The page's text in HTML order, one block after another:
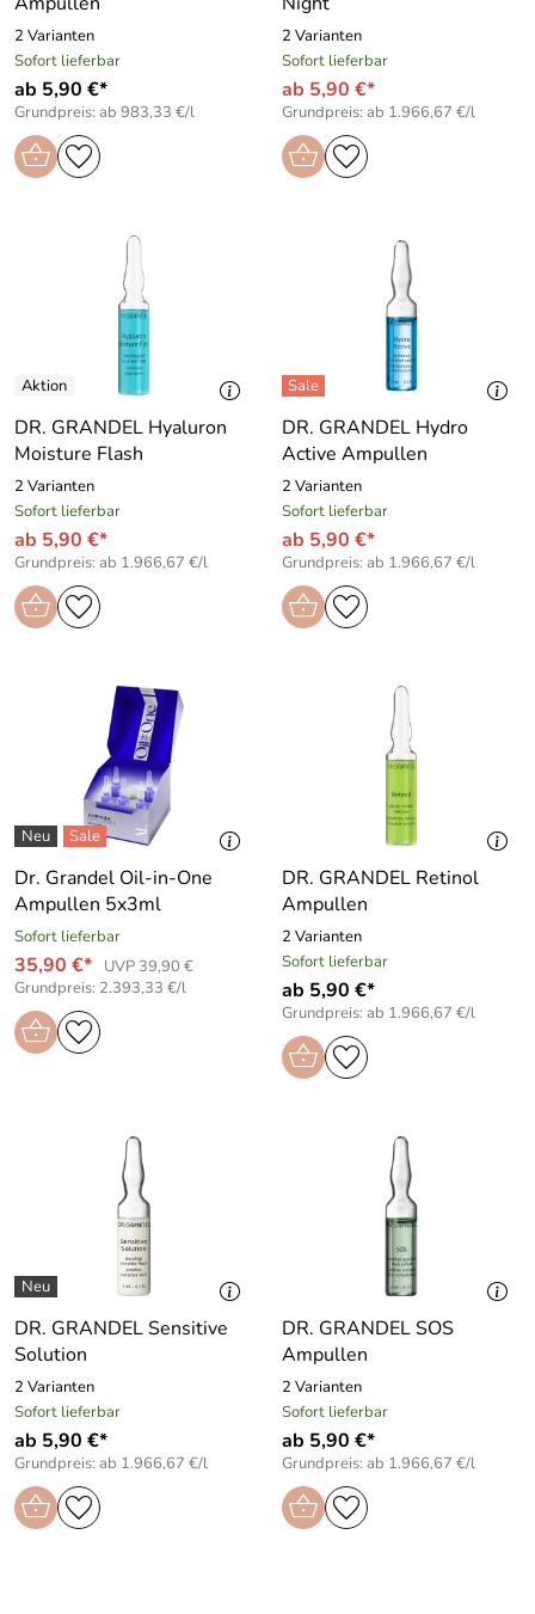
2 Varianten
Sofort lieferbar
ab 5,90 €*
Grundpreis: ab 983,33 €/l
2 Varianten
Sofort lieferbar
ab 5,90 €*
Grundpreis: ab 1.966,67 €/l
DR. GRANDEL Hyaluron
Moisture Flash
2 Varianten
Sofort lieferbar
ab 5,90 €*
Grundpreis: ab 1.966,67 €/l
DR. GRANDEL Hydro
Active Ampullen
2 Varianten
Sofort lieferbar
ab 5,90 €*
Grundpreis: ab 1.966,67 €/l
Dr. Grandel Oil-in-One
Ampullen 5x3ml
Sofort lieferbar
35,90 €*
UVP 39,90 €
Grundpreis: 2.393,33 €/l
DR. GRANDEL Retinol
Ampullen
2 Varianten
Sofort lieferbar
ab 5,90 €*
Grundpreis: ab 1.966,67 €/l
DR. GRANDEL Sensitive
Solution
2 Varianten
Sofort lieferbar
ab 5,90 €*
Grundpreis: ab 1.966,67 €/l
DR. GRANDEL SOS
Ampullen
2 Varianten
Sofort lieferbar
ab 5,90 €*
Grundpreis: ab 1.966,67 €/l